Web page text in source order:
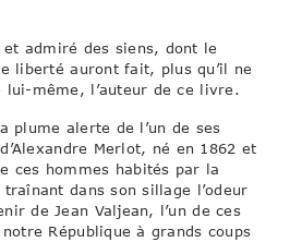
admiré des siens, dont le
liberté auront fait, plus qu’il ne
lui-même, l’auteur de ce livre.
plume alerte de l’un de ses
Merlot, né en 1862 et
ces hommes habités par la
dans son sillage l’odeur
de Jean Valjean, l’un de ces
République à grands coups